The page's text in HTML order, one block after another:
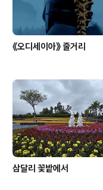
《오디세이아》 줄거리
삼달리 꽃밭에서